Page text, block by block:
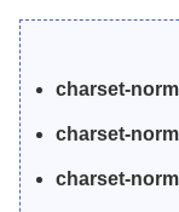
charset-
charset-
charset-